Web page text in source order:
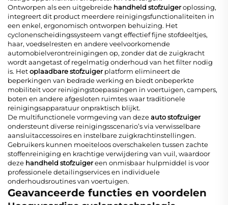
Ontworpen als een uitgebreide handheld stofzuigeroplossing,
integreert dit product meerdere reinigingsfunctionaliteiten in
een enkel, ergonomisch ontworpen behuizing. Het
cyclonenscheidingssysteem vangt effectief fijne stofdeeltjes,
haar, voedselresten en andere veelvoorkomende
automobielverontreinigingen op, zonder dat de zuigkracht
wordt aangetast of regelmatig onderhoud van het filter nodig
is. Hetoplaadbare stofzuigerplatform elimineert de
beperkingen van bedrade werking en biedt onbeperkte
mobiliteit voor reinigingstoepassingen in voertuigen, campers,
boten en andere afgesloten ruimtes waar traditionele
reinigingsapparatuur onpraktisch blijkt.
De multifunctionele vormgeving van dezeauto stofzuiger
ondersteunt diverse reinigingsscenario’s via verwisselbare
aansluitaccessoires en instelbare zuigkrachtinstellingen.
Gebruikers kunnen moeiteloos overschakelen tussen zachte
stoffenreiniging en krachtige verwijdering van vuil, waardoor
deze handheld stofzuigereen onmisbaar hulpmiddel is voor
professionele detailingservices en individuele
onderhoudsroutines van voertuigen.
Geavanceerde functies en voordelen